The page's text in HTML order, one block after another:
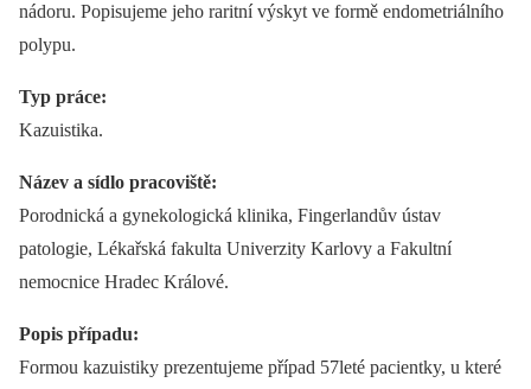
nádoru. Popisujeme jeho raritní výskyt ve formě endometriálního
polypu.
Typ práce:
Kazuistika.
Název a sídlo pracoviště:
Porodnická a gynekologická klinika, Fingerlandův ústav
patologie, Lékařská fakulta Univerzity Karlovy a Fakultní
nemocnice Hradec Králové.
Popis případu:
Formou kazuistiky prezentujeme případ 57leté pacientky, u které